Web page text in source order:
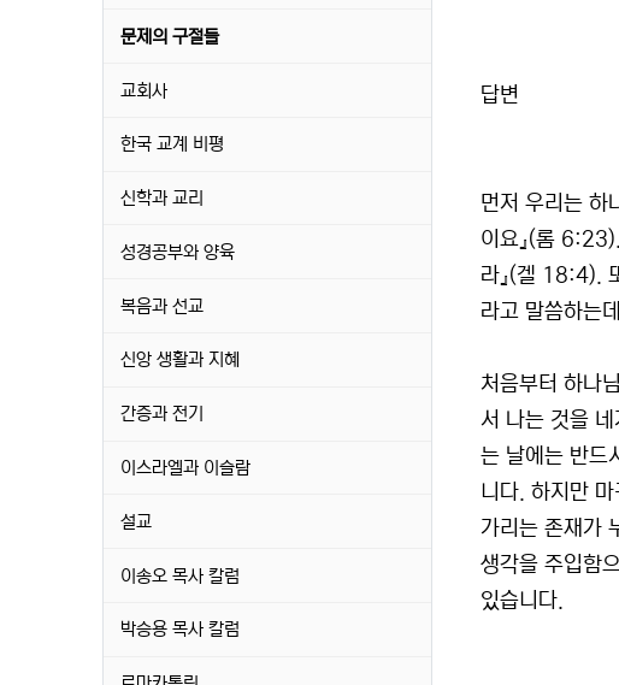
답변
먼저 우리는 하
이요』(롬
라』(겔 18:4).
라고 말씀하는
처음부터 하나
서 나는 것을
는 날에는 반드
니다. 하지만
가리는 존재가
생각을 주입함
있습니다.
문제의 구절들
교회사
한국 교계 비평
신학과 교리
성경공부와 양육
복음과 선교
신앙 생활과 지혜
간증과 전기
이스라엘과 이슬람
설교
이송오 목사 칼럼
박승용 목사 칼럼